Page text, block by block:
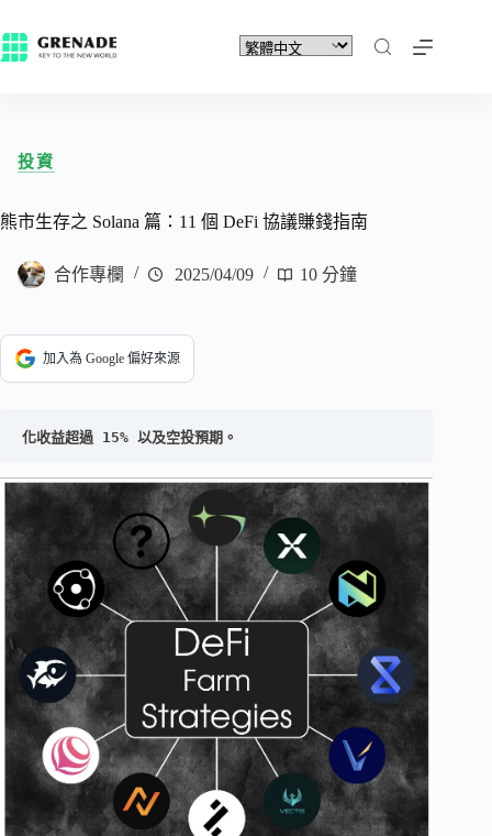
投資
熊市生存之 Solana 篇：11 個 DeFi 協議賺錢指南
合作專欄 2025/04/09 10 分鐘
加入為 Google 偏好來源
化收益超過 15% 以及空投預期。